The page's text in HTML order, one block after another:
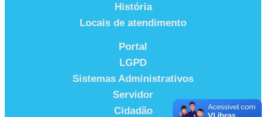
História
Locais de atendimento
Portal
LGPD
Sistemas Administrativos
Servidor
Cidadão